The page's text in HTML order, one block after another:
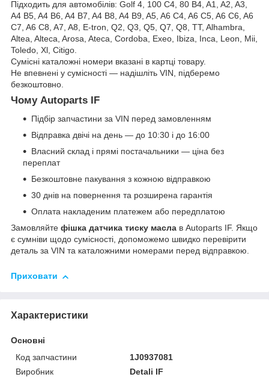
Підходить для автомобілів: Golf 4, 100 C4, 80 B4, A1, A2, A3,
A4 B5, A4 B6, A4 B7, A4 B8, A4 B9, A5, A6 C4, A6 C5, A6 C6, A6
C7, A6 C8, A7, A8, E-tron, Q2, Q3, Q5, Q7, Q8, TT, Alhambra,
Altea, Alteca, Arosa, Ateca, Cordoba, Exeo, Ibiza, Inca, Leon, Mii,
Toledo, Xl, Citigo.
Сумісні каталожні номери вказані в картці товару.
Не впевнені у сумісності — надішліть VIN, підберемо
безкоштовно.
Чому Autoparts IF
Підбір запчастини за VIN перед замовленням
Відправка двічі на день — до 10:30 і до 16:00
Власний склад і прямі постачальники — ціна без
переплат
Безкоштовне пакування з кожною відправкою
30 днів на повернення та розширена гарантія
Оплата накладеним платежем або передплатою
Замовляйте фішка датчика тиску масла в Autoparts IF. Якщо
є сумніви щодо сумісності, допоможемо швидко перевірити
деталь за VIN та каталожними номерами перед відправкою.
Приховати
Характеристики
Основні
Код запчастини
1J0937081
Виробник
Detali IF